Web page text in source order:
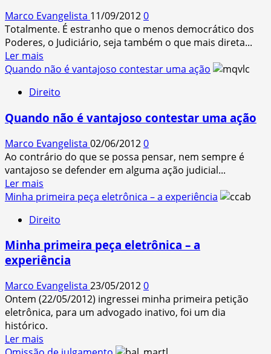
e-
Book
Marco Evangelista 11/09/20120
Totalmente. É estranho que o menos democrático dos
Poderes, o Judiciário, seja também o que mais direta...
Ler mais
more
Juízes
satisfação
sociedade
pelo
conteúdo
de
suas
decisões?
Quando não é vantajoso contestar uma ação
Direito
Quando não é vantajoso contestar uma ação
Marco Evangelista 02/06/20120
Ao contrário do que se possa pensar, nem sempre é
vantajoso se defender em alguma ação judicial...
Ler mais
more
Quando
é
vantajoso
uma
ação
Minha primeira peça eletrônica – a experiência
Direito
Minha primeira peça eletrônica – a
experiência
Marco Evangelista 23/05/20120
Ontem (22/05/2012) ingressei minha primeira petição
eletrônica, para um advogado inativo, foi um dia
histórico.
Ler mais